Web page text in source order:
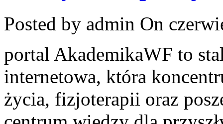
Posted by admin On
portal AkademikaWF to
internetowa, która
życia, fizjoterapii oraz